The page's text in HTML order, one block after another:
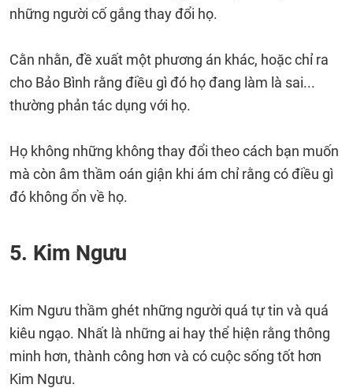
những người cố gắng thay đổi họ.
Cằn nhằn, đề xuất một phương án khác, hoặc chỉ ra
cho Bảo Bình rằng điều gì đó họ đang làm là sai...
thường phản tác dụng với họ.
Họ không những không thay đổi theo cách bạn muốn
mà còn âm thầm oán giận khi ám chỉ rằng có điều gì
đó không ổn về họ.
5. Kim Ngưu
Kim Ngưu thầm ghét những người quá tự tin và quá
kiêu ngạo. Nhất là những ai hay thể hiện rằng thông
minh hơn, thành công hơn và có cuộc sống tốt hơn
Kim Ngưu.